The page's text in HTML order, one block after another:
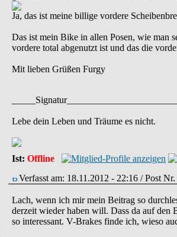
Ja, das ist meine billige vordere
Das ist mein Bike in allen Posen, wie man
vordere total abgenutzt ist und das die
Mit lieben Grüßen Furgy
Lebe dein Leben und Träume es nicht.
Ist: Offline
Verfasst am: 18.11.2012 - 22:16 / Post
Lach, wenn ich mir mein Beitrag so
derzeit wieder haben will. Dass da auf den
so interessant. V-Brakes finde ich, wieso